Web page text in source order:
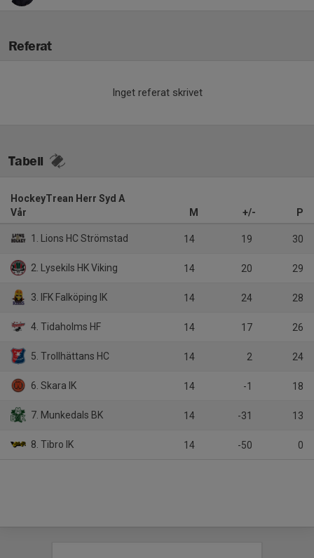
Referat
Inget referat skrivet
Tabell
HockeyTrean Herr Syd A
Vår
M +/- P
1. Lions HC Strömstad 14 19 30
2. Lysekils HK Viking 14 20 29
3. IFK Falköping IK 14 24 28
4. Tidaholms HF 14 17 26
5. Trollhättans HC 14 2 24
6. Skara IK 14 -1 18
7. Munkedals BK 14 -31 13
8. Tibro IK 14 -50 0